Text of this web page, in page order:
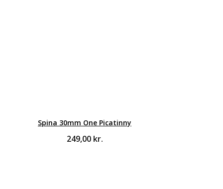
Spina 30mm One Picatinny
249,00 kr.